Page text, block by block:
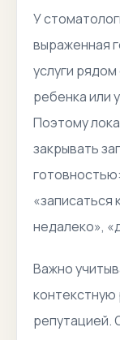
У
выраженная
услуги
ребенка или
Поэтому
закрывать
«записаться
недалеко»,
Важно
контекстную
репутацией.